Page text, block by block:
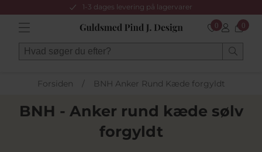
1-3 dages levering på lagervarer
0 0
Forsiden / BNH Anker Rund Kæde forgyldt
BNH - Anker rund kæde sølv
forgyldt